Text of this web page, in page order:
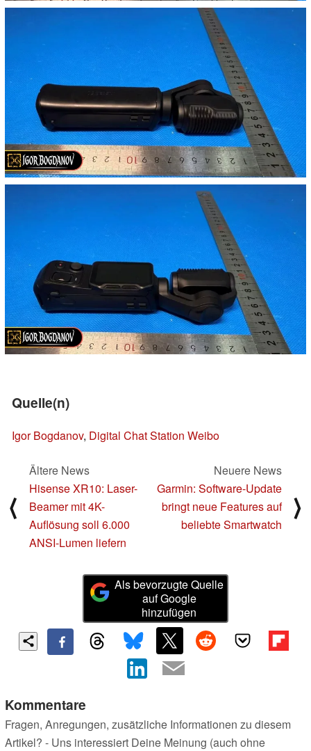
Quelle(n)
Igor Bogdanov, Digital Chat Station Weibo
⟨
Ältere News
Hisense XR10: Laser-
Beamer mit 4K-
Auflösung soll 6.000
ANSI-Lumen liefern
Neuere News
Garmin: Software-Update
bringt neue Features auf
beliebte Smartwatch
⟩
Als bevorzugte Quelle
auf Google
hinzufügen
Kommentare
Fragen, Anregungen, zusätzliche Informationen zu diesem
Artikel? - Uns interessiert Deine Meinung (auch ohne